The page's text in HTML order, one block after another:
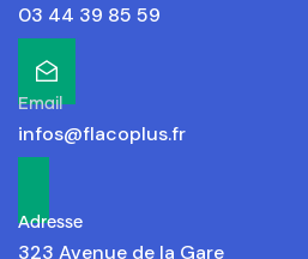
03 44 39 85 59
Email
infos@flacoplus.fr
Adresse
323 Avenue de la Gare